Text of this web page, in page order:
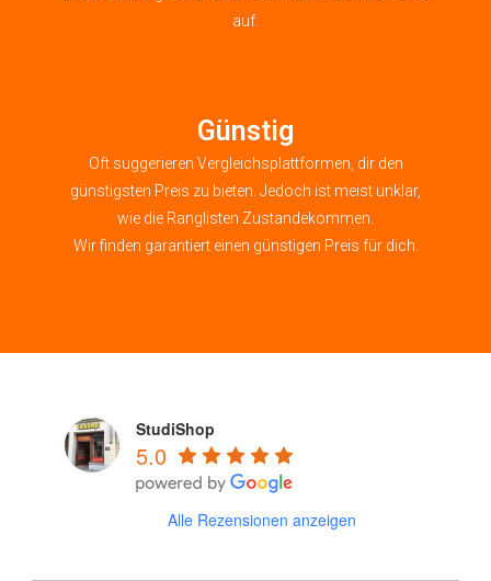
auf.
Günstig
Oft suggerieren Vergleichsplattformen, dir den
günstigsten Preis zu bieten. Jedoch ist meist unklar,
wie die Ranglisten Zustandekommen.
Wir finden garantiert einen günstigen Preis für dich.
StudiShop
5.0
Alle Rezensionen anzeigen